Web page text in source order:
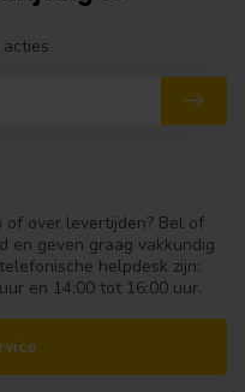
over levertijden? Bel of
en geven graag vakkundig
helpdesk zijn:
en 14:00 tot 16:00 uur.